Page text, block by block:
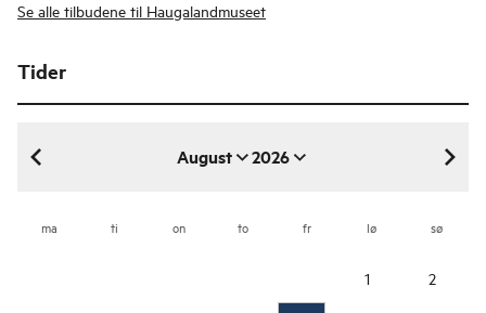
Se alle tilbudene til Haugalandmuseet
Tider
August 2026
august 2026
ma ti on to fr lø sø
1 2